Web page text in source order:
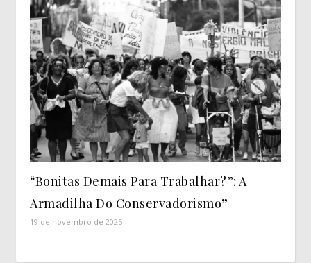
“Bonitas Demais Para Trabalhar?”: A
Armadilha Do Conservadorismo”
19 de novembro de 2025